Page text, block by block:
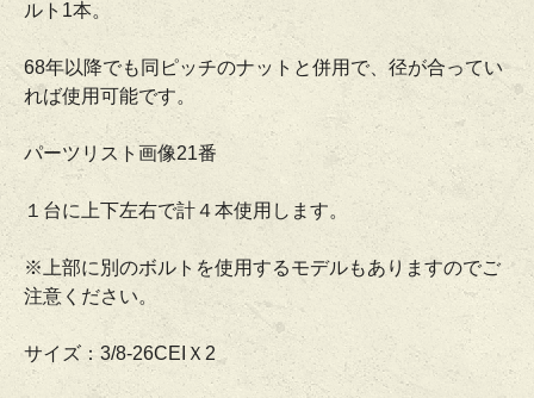
ルト1本。
68年以降でも同ピッチのナットと併用で、径が合ってい
れば使用可能です。
パーツリスト画像21番
１台に上下左右で計４本使用します。
※上部に別のボルトを使用するモデルもありますのでご
注意ください。
サイズ：3/8-26CEIＸ2